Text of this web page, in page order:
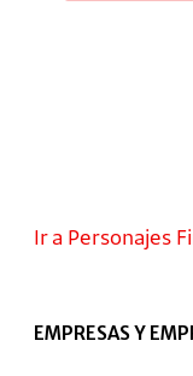
Ir a Personajes
EMPRESAS Y